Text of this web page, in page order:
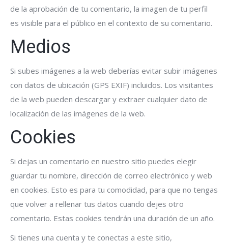
de la aprobación de tu comentario, la imagen de tu perfil
es visible para el público en el contexto de su comentario.
Medios
Si subes imágenes a la web deberías evitar subir imágenes
con datos de ubicación (GPS EXIF) incluidos. Los visitantes
de la web pueden descargar y extraer cualquier dato de
localización de las imágenes de la web.
Cookies
Si dejas un comentario en nuestro sitio puedes elegir
guardar tu nombre, dirección de correo electrónico y web
en cookies. Esto es para tu comodidad, para que no tengas
que volver a rellenar tus datos cuando dejes otro
comentario. Estas cookies tendrán una duración de un año.
Si tienes una cuenta y te conectas a este sitio,